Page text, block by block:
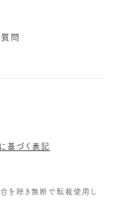
質問
基づく表記
を除き無断で転載使用し